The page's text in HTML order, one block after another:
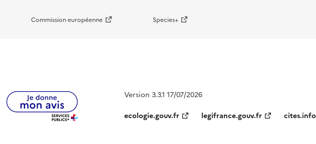
Commission européenne Species+
Version 3.3.1 17/07/2026
ecologie.gouv.fr
legifrance.gouv.fr